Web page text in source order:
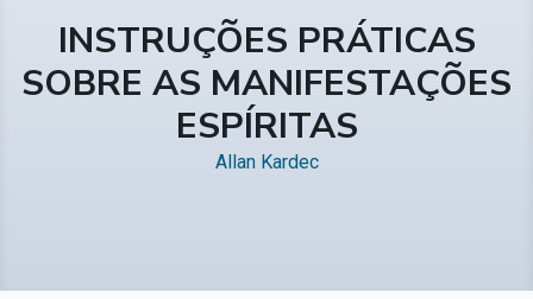
INSTRUÇÕES PRÁTICAS
SOBRE AS MANIFESTAÇÕES
ESPÍRITAS
Allan Kardec